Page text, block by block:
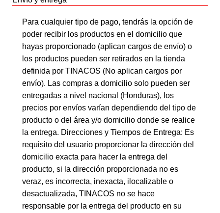
Para cualquier tipo de pago, tendrás la opción de
poder recibir los productos en el domicilio que
hayas proporcionado (aplican cargos de envío) o
los productos pueden ser retirados en la tienda
definida por TINACOS (No aplican cargos por
envío). Las compras a domicilio solo pueden ser
entregadas a nivel nacional (Honduras), los
precios por envíos varían dependiendo del tipo de
producto o del área y/o domicilio donde se realice
la entrega. Direcciones y Tiempos de Entrega: Es
requisito del usuario proporcionar la dirección del
domicilio exacta para hacer la entrega del
producto, si la dirección proporcionada no es
veraz, es incorrecta, inexacta, ilocalizable o
desactualizada, TINACOS no se hace
responsable por la entrega del producto en su